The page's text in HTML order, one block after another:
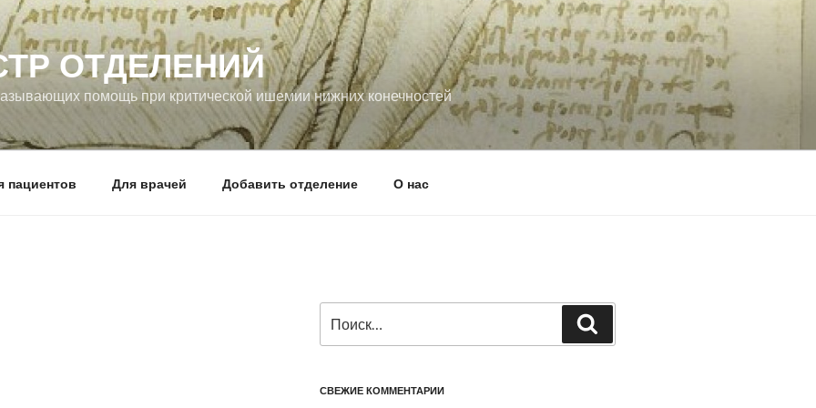
ОТДЕЛЕНИЙ
помощь при критической ишемии нижних конечностей
пациентов Для врачей Добавить отделение О нас
СВЕЖИЕ КОММЕНТАРИИ